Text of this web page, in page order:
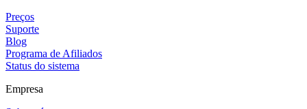
Preços
Suporte
Blog
Programa de Afiliados
Status do sistema
Empresa